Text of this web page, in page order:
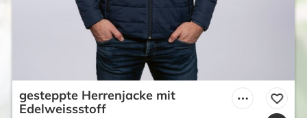
gesteppte Herrenjacke mit
Edelweissstoff